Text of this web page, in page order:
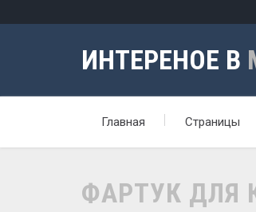
ИНТЕРЕНОЕ В
Главная Страницы
ФАРТУК ДЛЯ